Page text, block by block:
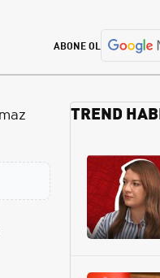
ABONE OL
TREND